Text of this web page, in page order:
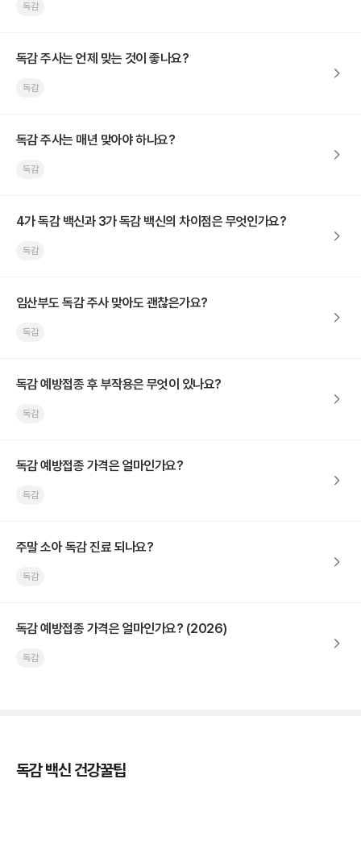
독감
독감 주사는 언제 맞는 것이 좋나요?
독감
독감 주사는 매년 맞아야 하나요?
독감
4가 독감 백신과 3가 독감 백신의 차이점은 무엇인가요?
독감
임산부도 독감 주사 맞아도 괜찮은가요?
독감
독감 예방접종 후 부작용은 무엇이 있나요?
독감
독감 예방접종 가격은 얼마인가요?
독감
주말 소아 독감 진료 되나요?
독감
독감 예방접종 가격은 얼마인가요? (2026)
독감
독감 백신 건강꿀팁